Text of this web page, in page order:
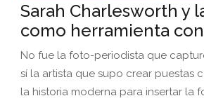
Sarah Charlesworth y
como herramienta
No fue la foto-periodista que
sí la artista que supo crear puestas
la historia moderna para insertar la